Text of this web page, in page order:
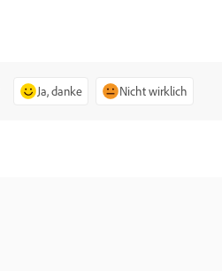
Ja, danke Nicht wirklich